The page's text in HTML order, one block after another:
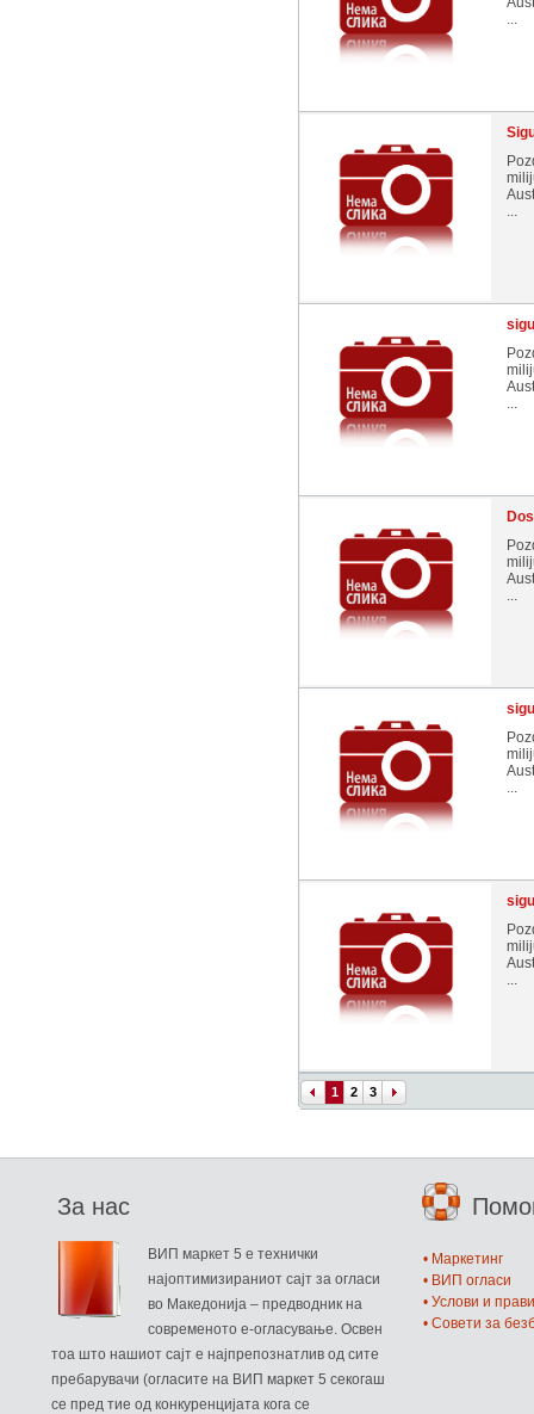
...
...
...
...
...
...
1 2 3
За нас
ВИП маркет 5 е технички
најоптимизираниот сајт за огласи
во Македонија – предводник на
современото е-огласување. Освен
тоа што нашиот сајт е најпрепознатлив од сите
пребарувачи (огласите на ВИП маркет 5 секогаш
се пред тие од конкуренцијата кога се
• Маркетинг
• ВИП огласи
• Услови и
• Совети за